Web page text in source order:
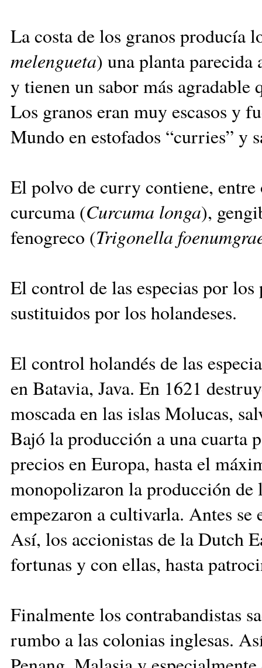
La costa de los granos producía
melengueta) una planta
y tienen un sabor más agradable
Los granos eran muy escasos y
Mundo en estofados “curries” y
El polvo de curry contiene, entre
curcuma (Curcuma longa),
fenogreco (Trigonella
El control de las especias por
sustituidos por los holandeses.
El control holandés de las
en Batavia, Java. En 1621
moscada en las islas Molucas,
Bajó la producción a una cuarta
precios en Europa, hasta el
monopolizaron la producción de
empezaron a cultivarla. Antes se
Así, los accionistas de la Dutch
fortunas y con ellas, hasta
Finalmente los contrabandistas
rumbo a las colonias inglesas.